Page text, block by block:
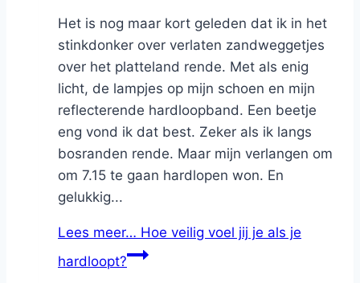
Het is nog maar kort geleden dat ik in het
stinkdonker over verlaten zandweggetjes
over het platteland rende. Met als enig
licht, de lampjes op mijn schoen en mijn
reflecterende hardloopband. Een beetje
eng vond ik dat best. Zeker als ik langs
bosranden rende. Maar mijn verlangen om
om 7.15 te gaan hardlopen won. En
gelukkig...
Lees meer… Hoe veilig voel jij je als je
hardloopt?